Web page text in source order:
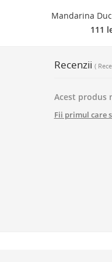
111
Recenzii (
Acest produs
Fii primul care